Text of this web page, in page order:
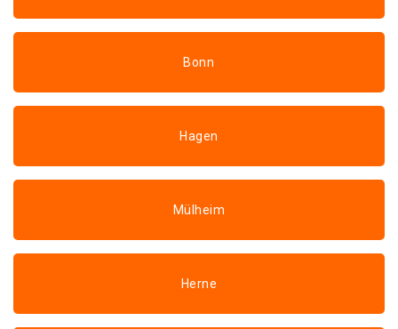
Bonn
Hagen
Mülheim
Herne